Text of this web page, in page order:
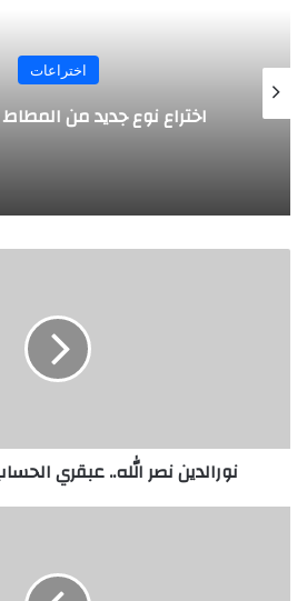
روبوت جديد
نورالدين نصر الله.. عبقري